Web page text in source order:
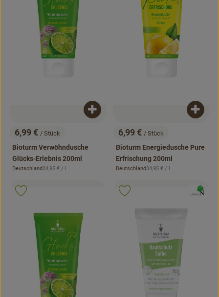
Rezepte
, Preis:
6,99 € / Stück
Bioturm Verwöhndusche
Glücks-Erlebnis 200ml
, Herkunft:
Deutschland, Referenzpreis:
34,95 € / l
Produkt zum Warenkorb hinzufügen
, Preis:
6,99 € / Stück
Bioturm Energiedusche Pure
Erfrischung 200ml
, Herkunft:
Deutschland, Referenzpreis:
34,95 € / l
, Verband:
. , Verband:
Produkt zu Favouriten hinzufügen